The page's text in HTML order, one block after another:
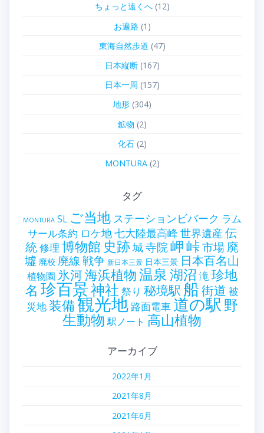
ちょっと遠くへ(12)
お遍路 (1)
東海自然歩道 (47)
日本縦断(167)
日本一周 (157)
地形(304)
鉱物 (2)
化石(2)
MONTURA(2)
タグ
MONTURA SL ご当地 ステーションビバーク ラム
サール条約 ロケ地七大陸最高峰 世界遺産 伝
統修理 博物館 史跡城寺院岬峠市場 廃
墟 廃校 廃線戦争 新日本三景 日本三景 日本百名山
植物園 氷河海浜植物温泉湖沼 滝 珍地
名 珍百景神社 祭り 秘境駅 船街道 被
災地 装備観光地 路面電車道の駅 野
生動物 駅ノート 高山植物
アーカイブ
2022年1月
2021年8月
2021年6月